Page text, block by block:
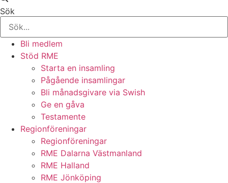
Sök
Bli medlem
Stöd RME
Starta en insamling
Pågående insamlingar
Bli månadsgivare via Swish
Ge en gåva
Testamente
Regionföreningar
Regionföreningar
RME Dalarna Västmanland
RME Halland
RME Jönköping